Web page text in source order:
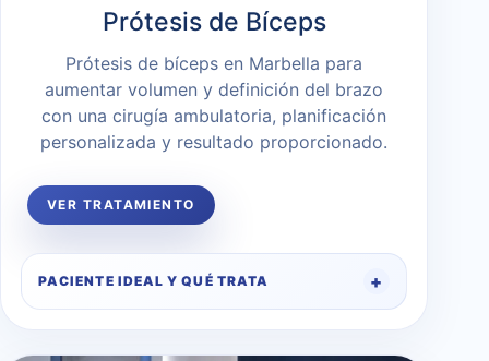
Prótesis de Bíceps
Prótesis de bíceps en Marbella para
aumentar volumen y definición del brazo
con una cirugía ambulatoria, planificación
personalizada y resultado proporcionado.
VER TRATAMIENTO
PACIENTE IDEAL Y QUÉ TRATA